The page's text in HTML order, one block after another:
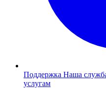
Поддержка Наша
услугам